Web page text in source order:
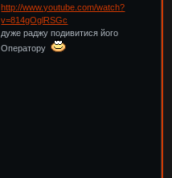
http://www.youtube.com/watch?
v=814gOglRSGc
дуже раджу подивитися його
Оператору